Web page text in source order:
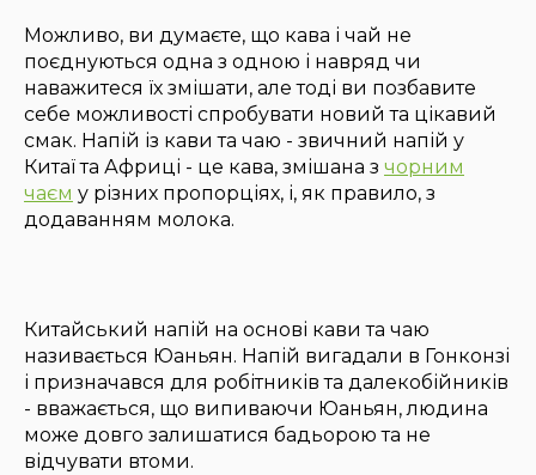
Можливо, ви думаєте, що кава і чай не
поєднуються одна з одною і навряд чи
наважитеся їх змішати, але тоді ви позбавите
себе можливості спробувати новий та цікавий
смак. Напій із кави та чаю - звичний напій у
Китаї та Африці - це кава, змішана з чорним
чаєм у різних пропорціях, і, як правило, з
додаванням молока.
Китайський напій на основі кави та чаю
називається Юаньян. Напій вигадали в Гонконзі
і призначався для робітників та далекобійників
- вважається, що випиваючи Юаньян, людина
може довго залишатися бадьорою та не
відчувати втоми.